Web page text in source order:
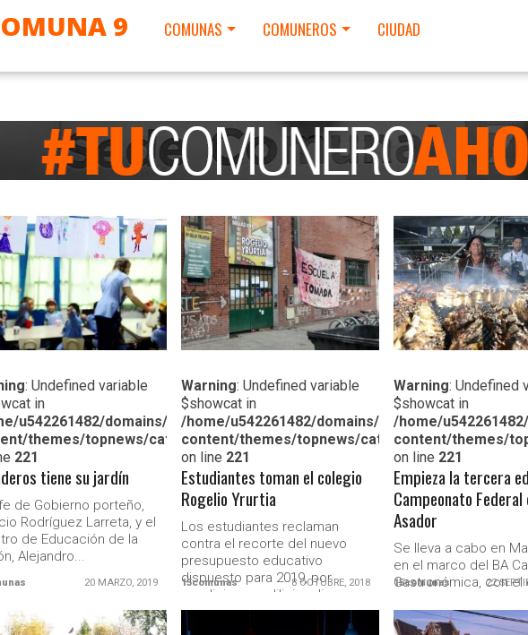
9 COMUNAS COMUNEROS CIUDAD
public_html/wp-
LEER MAS
: Undefined variable
in
u542261482/domains/15comunas.com.ar/public_html/wp-
themes/topnews/category.php
221
tiene su jardín
de Gobierno porteño,
Rodríguez Larreta, y el
de Educación de la
Alejandro...
20 MARZO, 2019
LEER MAS
Warning: Undefined variable
$showcat in
/home/u542261482/domains/15comunas.com.ar/
content/themes/topnews/category.php
on line 221
Estudiantes toman el colegio
Rogelio Yrurtia
Los estudiantes reclaman
contra el recorte del nuevo
presupuesto educativo
dispuesto para 2019, por
condiciones edilicias dignas,...
15comunas 8 OCTUBRE, 2018
LEER MAS
Warning: Undefined
$showcat in
/home/
content/themes/
on line 221
Empieza la tercera
Campeonato Federal
Asador
Se lleva a cabo en
en el marco del BA
Gastronómica, con el
15comunas 22